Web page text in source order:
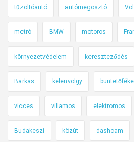
tűzoltóautó autómegosztó
metró BMW motoros
környezetvédelem kereszteződés
Barkas kelenvölgy
vicces villamos elektromos
Budakeszi közút dashcam